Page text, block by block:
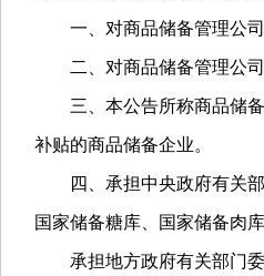
一、对商品储备管理公司
二、对商品储备管理公司
三、本公告所称商品储备
补贴的商品储备企业。
四、承担中央政府有关部
国家储备糖库、国家储备肉库
承担地方政府有关部门委